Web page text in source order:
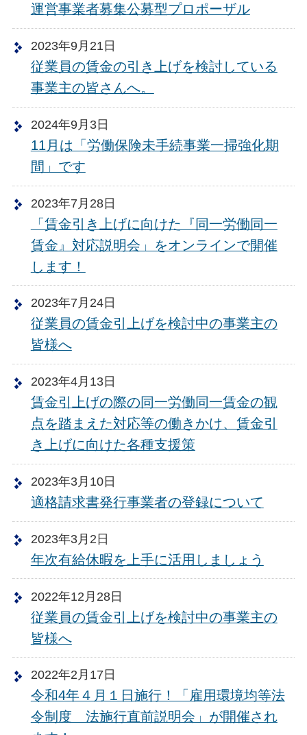
運営事業者募集公募型プロポーザル
2023年9月21日
従業員の賃金の引き上げを検討している
事業主の皆さんへ。
2024年9月3日
11月は「労働保険未手続事業一掃強化期
間」です
2023年7月28日
「賃金引き上げに向けた『同一労働同一
賃金』対応説明会」をオンラインで開催
します！
2023年7月24日
従業員の賃金引上げを検討中の事業主の
皆様へ
2023年4月13日
賃金引上げの際の同一労働同一賃金の観
点を踏まえた対応等の働きかけ、賃金引
き上げに向けた各種支援策
2023年3月10日
適格請求書発行事業者の登録について
2023年3月2日
年次有給休暇を上手に活用しましょう
2022年12月28日
従業員の賃金引上げを検討中の事業主の
皆様へ
2022年2月17日
令和4年４月１日施行！「雇用環境均等法
令制度 法施行直前説明会」が開催され